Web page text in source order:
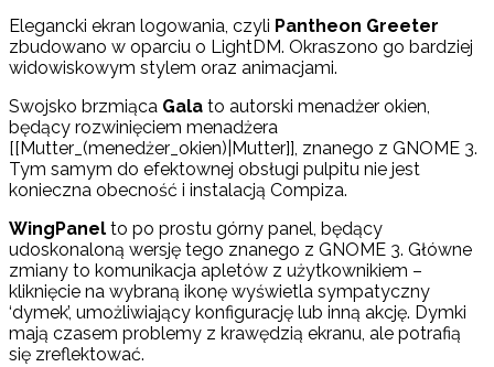
Elegancki ekran logowania, czyli Pantheon Greeter
zbudowano w oparciu o LightDM. Okraszono go bardziej
widowiskowym stylem oraz animacjami.
Swojsko brzmiąca Gala to autorski menadżer okien,
będący rozwinięciem menadżera
[[Mutter_(menedżer_okien)|Mutter]], znanego z GNOME 3.
Tym samym do efektownej obsługi pulpitu nie jest
konieczna obecność i instalacją Compiza.
WingPanel to po prostu górny panel, będący
udoskonaloną wersję tego znanego z GNOME 3. Główne
zmiany to komunikacja apletów z użytkownikiem –
kliknięcie na wybraną ikonę wyświetla sympatyczny
‘dymek’, umożliwiający konfigurację lub inną akcję. Dymki
mają czasem problemy z krawędzią ekranu, ale potrafią
się zreflektować.